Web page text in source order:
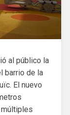
al público la
barrio de la
El nuevo